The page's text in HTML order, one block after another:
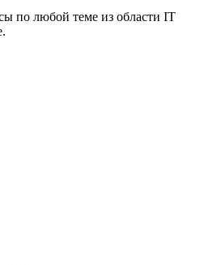
по любой теме из области IT